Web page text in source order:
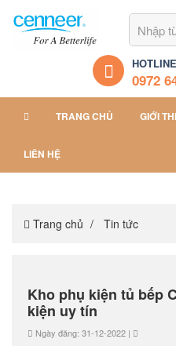
0972
TRANG CHỦ GIỚI
LIÊN HỆ
Trang chủ Tin tức
Kho phụ kiện tủ bếp
kiện uy tín
Ngày đăng: 31-12-2022 |